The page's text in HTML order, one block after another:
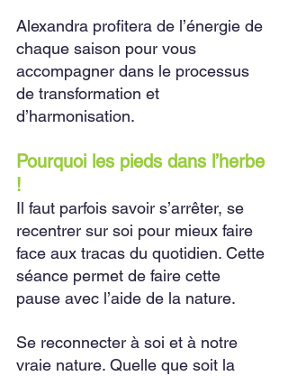
Alexandra profitera de l’énergie de
chaque saison pour vous
accompagner dans le processus
de transformation et
d’harmonisation.
Pourquoi les pieds dans l’herbe
!
Il faut parfois savoir s’arrêter, se
recentrer sur soi pour mieux faire
face aux tracas du quotidien. Cette
séance permet de faire cette
pause avec l’aide de la nature.
Se reconnecter à soi et à notre
vraie nature. Quelle que soit la